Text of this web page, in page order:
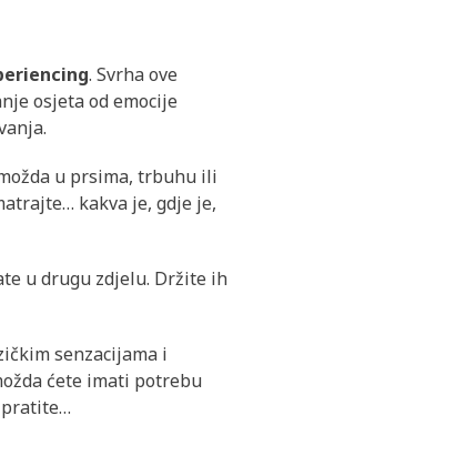
. Svrha ove
osjeta od emocije
u prsima, trbuhu ili
kakva je, gdje je,
u drugu zdjelu. Držite ih
senzacijama i
ćete imati potrebu
pratite…